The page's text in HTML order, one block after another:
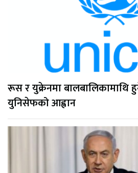
रूस र युक्रेनमा बालबालिकामाथि
युनिसेफको आह्वान